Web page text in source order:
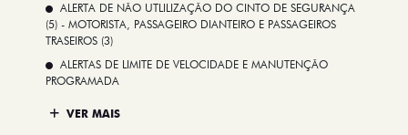
ALERTA DE NÃO UTLILIZAÇÃO DO CINTO DE SEGURANÇA
(5) - MOTORISTA, PASSAGEIRO DIANTEIRO E PASSAGEIROS
TRASEIROS (3)
ALERTAS DE LIMITE DE VELOCIDADE E MANUTENÇÃO
PROGRAMADA
VER MAIS